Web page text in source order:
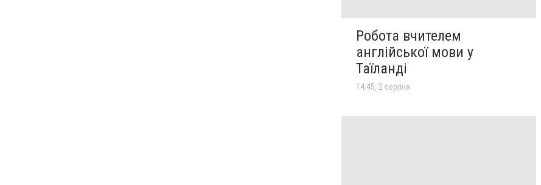
Робота вчителем
англійської мови у
Таїланді
14:45, 2 серпня